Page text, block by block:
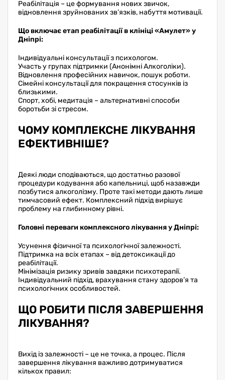
Реабілітація – це формування нових звичок,
відновлення зруйнованих зв’язків, набуття мотивації.
Що включає етап реабілітації в клініці «Амулет» у
Дніпрі:
Індивідуальні консультації з психологом.
Участь у групах підтримки (Анонімні Алкоголіки).
Відновлення професійних навичок, пошук роботи.
Сімейні консультації для покращення стосунків із
близькими.
Спорт, хобі, медитація – альтернативні способи
боротьби зі стресом.
ЧОМУ КОМПЛЕКСНЕ ЛІКУВАННЯ
ЕФЕКТИВНІШЕ?
Деякі люди сподіваються, що достатньо разової
процедури кодування або капельниці, щоб назавжди
позбутися алкоголізму. Проте такі методи дають лише
тимчасовий ефект. Комплексний підхід вирішує
проблему на глибинному рівні.
Головні переваги комплексного лікування у Дніпрі:
Усунення фізичної та психологічної залежності.
Підтримка на всіх етапах – від детоксикації до
реабілітації.
Мінімізація ризику зривів завдяки психотерапії.
Індивідуальний підхід, врахування стану здоров’я та
психологічних особливостей.
ЩО РОБИТИ ПІСЛЯ ЗАВЕРШЕННЯ
ЛІКУВАННЯ?
Вихід із залежності – це не точка, а процес. Після
завершення лікування важливо дотримуватися
кількох правил: